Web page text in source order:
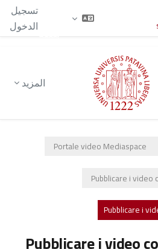
تسجيل
الدخول
المزيد
Portale video Mediaspace
Pubblicare i video
Pubblicare i
Pubblicare i video